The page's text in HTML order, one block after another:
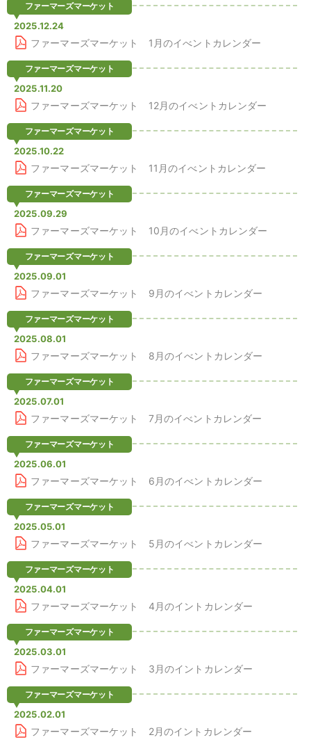
ファーマーズマーケット
2025.12.24
ファーマーズマーケット 1月のイべントカレンダー
ファーマーズマーケット
2025.11.20
ファーマーズマーケット 12月のイべントカレンダー
ファーマーズマーケット
2025.10.22
ファーマーズマーケット 11月のイべントカレンダー
ファーマーズマーケット
2025.09.29
ファーマーズマーケット 10月のイべントカレンダー
ファーマーズマーケット
2025.09.01
ファーマーズマーケット 9月のイべントカレンダー
ファーマーズマーケット
2025.08.01
ファーマーズマーケット 8月のイべントカレンダー
ファーマーズマーケット
2025.07.01
ファーマーズマーケット 7月のイべントカレンダー
ファーマーズマーケット
2025.06.01
ファーマーズマーケット 6月のイべントカレンダー
ファーマーズマーケット
2025.05.01
ファーマーズマーケット 5月のイべントカレンダー
ファーマーズマーケット
2025.04.01
ファーマーズマーケット 4月のイントカレンダー
ファーマーズマーケット
2025.03.01
ファーマーズマーケット 3月のイントカレンダー
ファーマーズマーケット
2025.02.01
ファーマーズマーケット 2月のイントカレンダー